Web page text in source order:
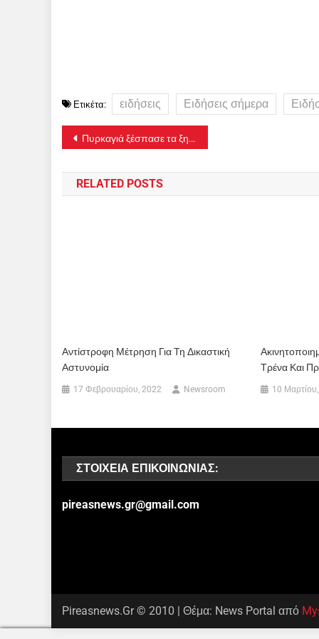
Ετικέτα: ειδήσεις Ειδήσεις σήμερα
άρθρων
Πυρκαγιά ξέσπασε τα ξημερώματα στο «Σισμανόγλειο» – Προληπτική εκκένωση ορόφων του νοσοκομείου
RELATED POSTS
Αντίστροφη Μέτρηση Για Τη Δικαστική
Αστυνομία
17 Φεβρουαρίου, 2022 Newsroom
Τρένα Και
10
ΣΤΟΙΧΕΊΑ ΕΠΙΚΟΙΝΩΝΊΑΣ:
pireasnews.gr@gmail.com
Pireasnews.Gr © 2010 Θέμα: News Portal από